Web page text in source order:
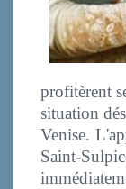
profitèrent
situation
Venise.
Saint-